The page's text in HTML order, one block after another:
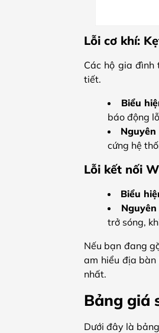
Lỗi cơ khí:
Các hộ gia đình
tiết.
Biểu
báo động
cứng hệ
Lỗi kết nối
Biểu
trở sóng,
Nếu bạn đang
am hiểu địa bàn
nhất.
Bảng giá
Dưới đây là